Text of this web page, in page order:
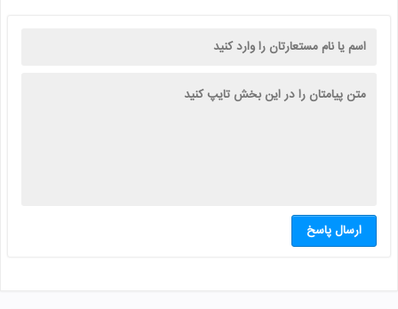
ارسال پاسخ